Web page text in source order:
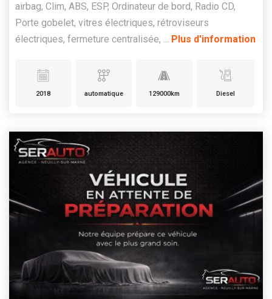
airbag, Clim, ABS, ESP, Ordinateur de bord, Radio CD,
Porte gobelet, vitres électriques, rétroviseurs
électriques, fermeture centralisée, ... Plus d'information
2018 automatique 129000km Diesel